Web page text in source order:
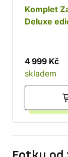
Komplet
Deluxe
4 999 Kč
skladem